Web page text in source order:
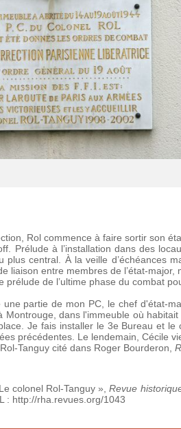
Rol commence à faire sortir son
Prélude à l’installation dans des
plus central. À la veille d’échéances
liaison entre membres de l’état-
prélude de l’ultime phase du combat
partie de mon PC, le chef d'état-
Montrouge, dans l'immeuble où
Je fais installer le 3e Bureau et
précédentes. Le lendemain, Cécile
Tanguy cité dans Roger Bourderon,
colonel Rol-Tanguy »,Revue
: http://rha.revues.org/1043